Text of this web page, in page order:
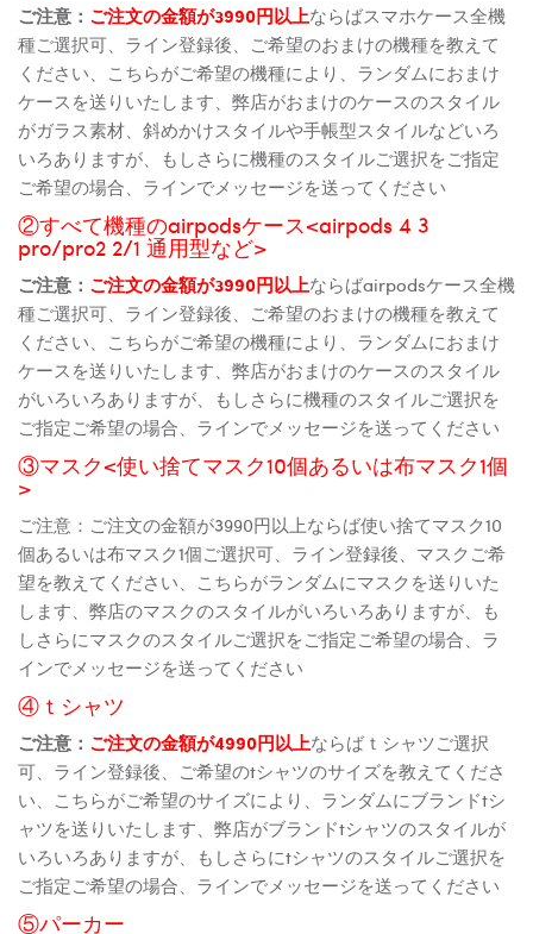
ご注意： ご注文の金額が3990円以上ならばスマホケース全機
種ご選択可、ライン登録後、ご希望のおまけの機種を教えて
ください、こちらがご希望の機種により、ランダムにおまけ
ケースを送りいたします、弊店がおまけのケースのスタイル
がガラス素材、斜めかけスタイルや手帳型スタイルなどいろ
いろありますが、もしさらに機種のスタイルご選択をご指定
ご希望の場合、ラインでメッセージを送ってください
②すべて機種のairpodsケース<airpods 4 3
pro/pro2 2/1 通用型など>
ご注意： ご注文の金額が3990円以上ならばairpodsケース全機
種ご選択可、ライン登録後、ご希望のおまけの機種を教えて
ください、こちらがご希望の機種により、ランダムにおまけ
ケースを送りいたします、弊店がおまけのケースのスタイル
がいろいろありますが、もしさらに機種のスタイルご選択を
ご指定ご希望の場合、ラインでメッセージを送ってください
③マスク<使い捨てマスク10個あるいは布マスク1個
>
ご注意：ご注文の金額が3990円以上ならば使い捨てマスク10
個あるいは布マスク1個ご選択可、ライン登録後、マスクご希
望を教えてください、こちらがランダムにマスクを送りいた
します、弊店のマスクのスタイルがいろいろありますが、も
しさらにマスクのスタイルご選択をご指定ご希望の場合、ラ
インでメッセージを送ってください
④ｔシャツ
ご注意： ご注文の金額が4990円以上ならばｔシャツご選択
可、ライン登録後、ご希望のtシャツのサイズを教えてくださ
い、こちらがご希望のサイズにより、ランダムにブランドtシ
ャツを送りいたします、弊店がブランドtシャツのスタイルが
いろいろありますが、もしさらにtシャツのスタイルご選択を
ご指定ご希望の場合、ラインでメッセージを送ってください
⑤パーカー